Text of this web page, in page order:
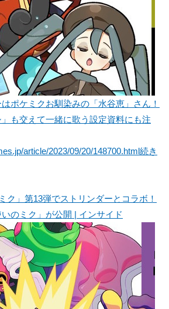
ポケミクお馴染みの「水谷恵」さん！
も交えて一緒に歌う設定資料にも注
article/2023/09/20/148700.html続き
ク」第13弾でストリンダーとコラボ！
のミク」が公開 | インサイド